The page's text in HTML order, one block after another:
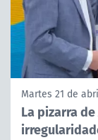
Martes 21 de
La pizarra